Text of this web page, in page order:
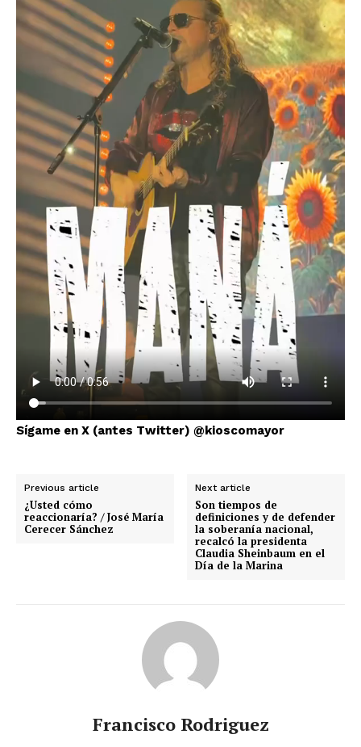
Sígame en X (antes Twitter) @kioscomayor
Previous article
¿Usted cómo
reaccionaría? / José María
Cerecer Sánchez
Next article
Son tiempos de
definiciones y de defender
la soberanía nacional,
recalcó la presidenta
Claudia Sheinbaum en el
Día de la Marina
Francisco Rodriguez